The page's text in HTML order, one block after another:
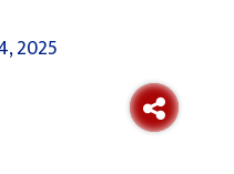
2025